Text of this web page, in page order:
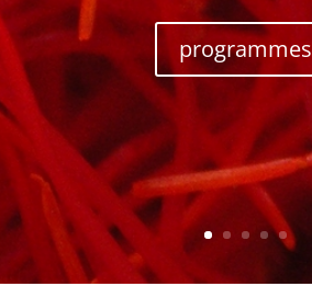
programmes